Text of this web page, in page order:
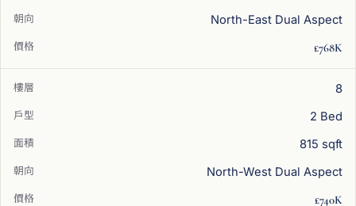
North-East Dual Aspect
£768K
8
2 Bed
815 sqft
North-West Dual Aspect
£740K